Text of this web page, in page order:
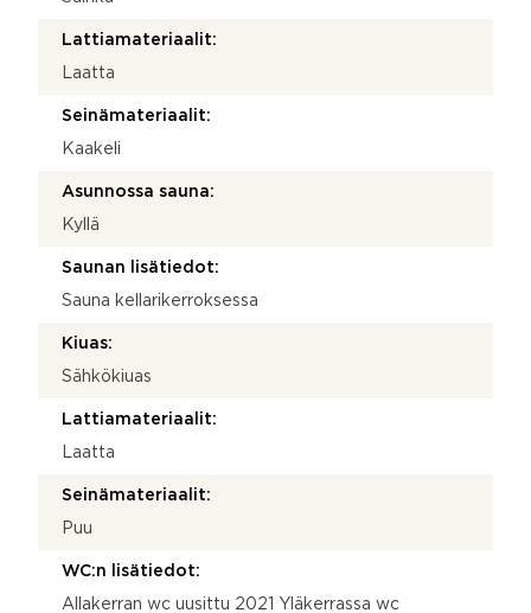
Lattiamateriaalit:
Laatta
Seinämateriaalit:
Kaakeli
Asunnossa sauna:
Kyllä
Saunan lisätiedot:
Sauna kellarikerroksessa
Kiuas:
Sähkökiuas
Lattiamateriaalit:
Laatta
Seinämateriaalit:
Puu
WC:n lisätiedot:
Allakerran wc uusittu 2021 Yläkerrassa wc